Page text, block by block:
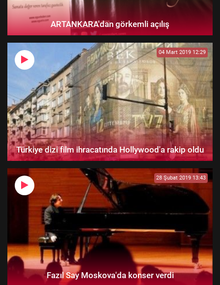
ARTANKARA'dan görkemli açılış
04 Mart 2019 12:29
Türkiye dizi film ihracatında Hollywood'a rakip oldu
28 Şubat 2019 13:43
Fazıl Say Moskova'da konser verdi